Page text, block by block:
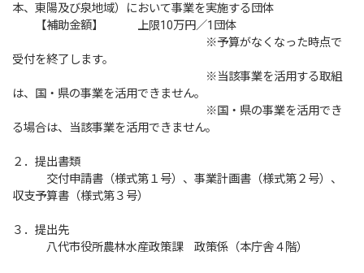
本、東陽及び泉地域）において事業を実施する団体
【補助金額】 上限10万円／1団体
※予算がなくなった時点で
受付を終了します。
※当該事業を活用する取組
は、国・県の事業を活用できません。
※国・県の事業を活用でき
る場合は、当該事業を活用できません。
２．提出書類
交付申請書（様式第１号）、事業計画書（様式第２号）、
収支予算書（様式第３号）
３．提出先
八代市役所農林水産政策課 政策係（本庁舎４階）